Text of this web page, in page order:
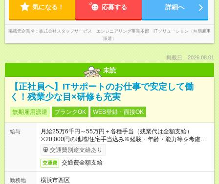
気になる！ 応募する 詳細へ
掲載元企業名
株式会社スタッフサービス エンジニアリング事業本部 ITソリューション（無期雇用
派遣）
掲載日：2026.08.01
未読
【正社員へ】ITサポートのお仕事で安定して働
く！残業少な目×研修も充実
無期雇用派遣 ブランクOK WEB登録・面接OK
給与
月給25万6千円～55万円＋各種手当（残業代は全額支給）
※20,000円の地域/住宅手当込み※経験・年齢・能力等を考慮し
て加給・優遇します。★同一就業先で1年以上継続したら月1万
円の継続手当支給
交通費別途支給あり
交通費 交通費全額支給
勤務地
横浜市西区